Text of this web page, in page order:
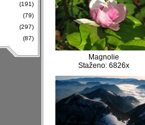
(191)
(79)
(297)
(87)
Magnolie
Staženo: 6826x